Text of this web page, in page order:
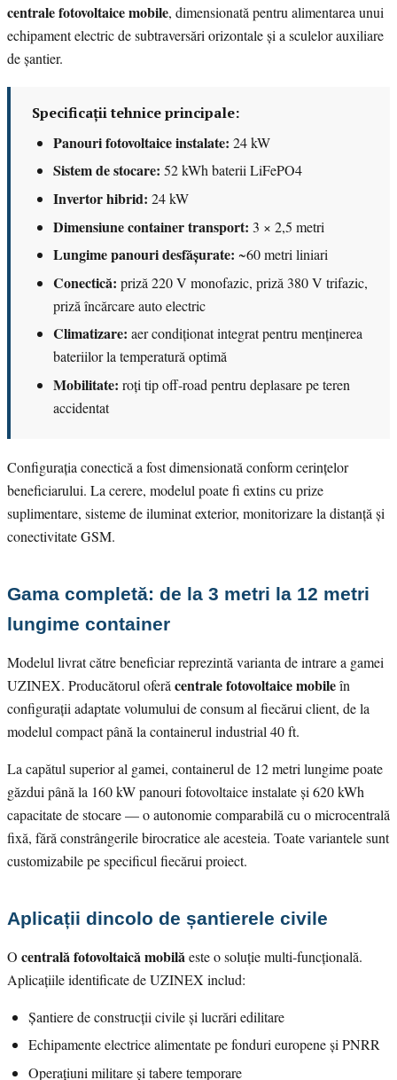
centrale fotovoltaice mobile, dimensionată pentru alimentarea unui
echipament electric de subtraversări orizontale și a sculelor auxiliare
de șantier.
Specificații tehnice principale:
Panouri fotovoltaice instalate: 24 kW
Sistem de stocare: 52 kWh baterii LiFePO4
Invertor hibrid: 24 kW
Dimensiune container transport: 3 × 2,5 metri
Lungime panouri desfășurate: ~60 metri liniari
Conectică: priză 220 V monofazic, priză 380 V trifazic,
priză încărcare auto electric
Climatizare: aer condiționat integrat pentru menținerea
bateriilor la temperatură optimă
Mobilitate: roți tip off-road pentru deplasare pe teren
accidentat
Configurația conectică a fost dimensionată conform cerințelor
beneficiarului. La cerere, modelul poate fi extins cu prize
suplimentare, sisteme de iluminat exterior, monitorizare la distanță și
conectivitate GSM.
Gama completă: de la 3 metri la 12 metri
lungime container
Modelul livrat către beneficiar reprezintă varianta de intrare a gamei
UZINEX. Producătorul oferă centrale fotovoltaice mobileîn
configurații adaptate volumului de consum al fiecărui client, de la
modelul compact până la containerul industrial 40 ft.
La capătul superior al gamei, containerul de 12 metri lungime poate
găzdui până la 160 kW panouri fotovoltaice instalate și 620 kWh
capacitate de stocare — o autonomie comparabilă cu o microcentrală
fixă, fără constrângerile birocratice ale acesteia. Toate variantele sunt
customizabile pe specificul fiecărui proiect.
Aplicații dincolo de șantierele civile
O centrală fotovoltaică mobilăeste o soluție multi-funcțională.
Aplicațiile identificate de UZINEX includ:
Șantiere de construcții civile și lucrări edilitare
Echipamente electrice alimentate pe fonduri europene și PNRR
Operațiuni militare și tabere temporare